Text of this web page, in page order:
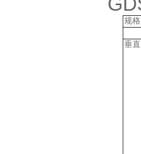
规格
垂直